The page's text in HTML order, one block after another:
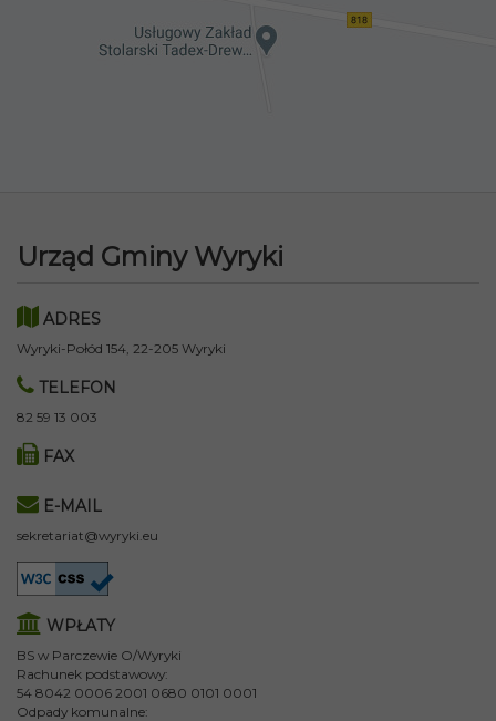
Urząd Gminy Wyryki
ADRES
Wyryki-Połód 154, 22-205 Wyryki
TELEFON
82 59 13 003
FAX
E-MAIL
sekretariat@wyryki.eu
WPŁATY
BS w Parczewie O/Wyryki
Rachunek podstawowy:
54 8042 0006 2001 0680 0101 0001
Odpady komunalne: